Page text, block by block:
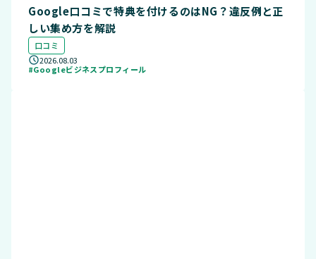
Google口コミで特典を付けるのはNG？違反例と正
しい集め方を解説
口コミ
2026.08.03
#Googleビジネスプロフィール